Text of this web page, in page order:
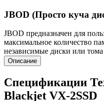
JBOD (Просто куча
JBOD предназначен для
максимальное количество
независимые диски или тома
Описание
Спецификации
Blackjet VX-2SSD